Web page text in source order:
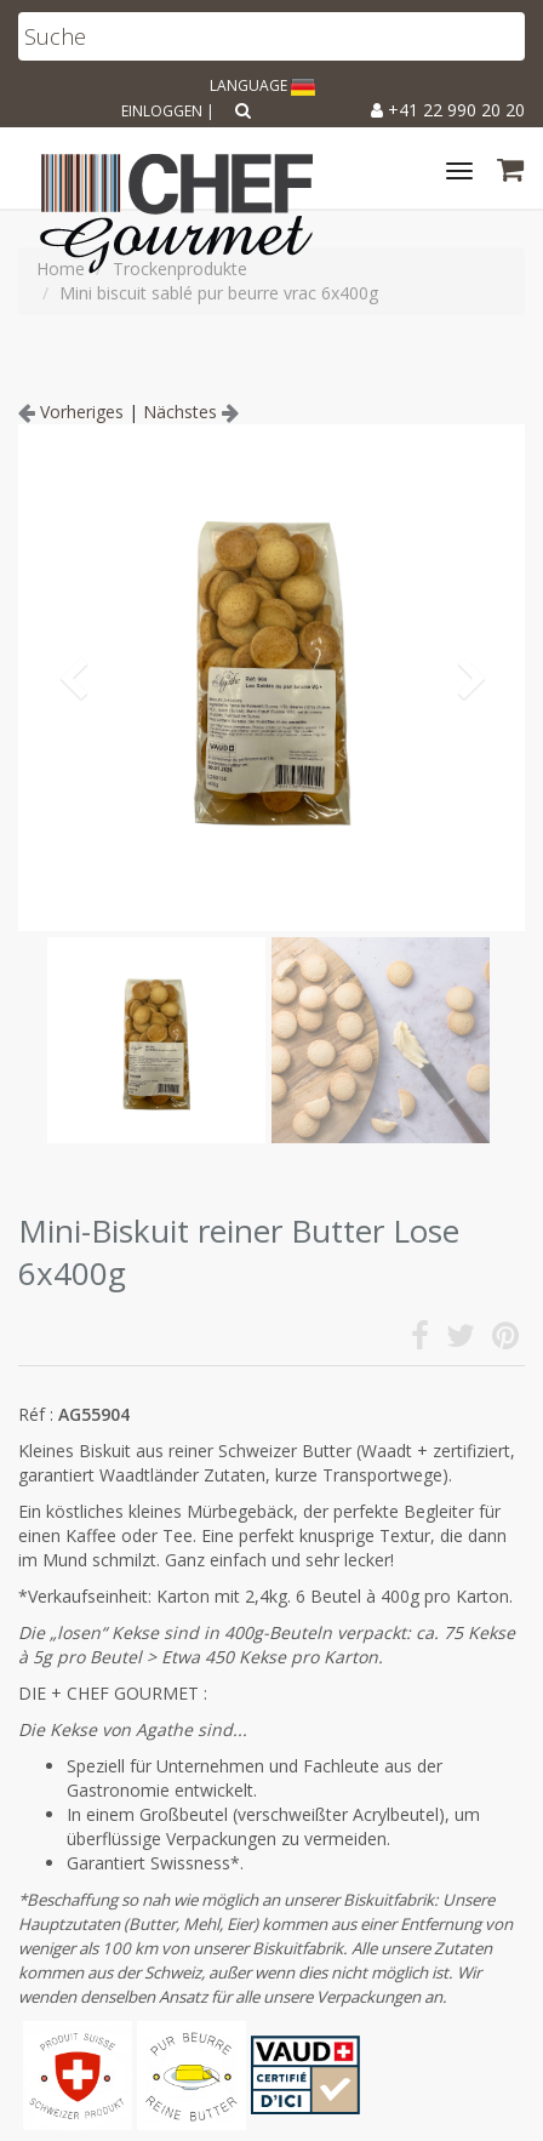
LANGUAGE
+41 22 990 20 20
EINLOGGEN |
Toggle
Home
Trockenprodukte
Mini biscuit sablé pur beurre vrac 6x400g
Vorheriges | Nächstes
Mini-Biskuit reiner Butter Lose
6x400g
Réf : AG55904
Kleines Biskuit aus reiner Schweizer Butter (Waadt + zertifiziert,
garantiert Waadtländer Zutaten, kurze Transportwege).
Ein köstliches kleines Mürbegebäck, der perfekte Begleiter für
einen Kaffee oder Tee. Eine perfekt knusprige Textur, die dann
im Mund schmilzt. Ganz einfach und sehr lecker!
*Verkaufseinheit: Karton mit 2,4kg. 6 Beutel à 400g pro Karton.
Die „losen“ Kekse sind in 400g-Beuteln verpackt: ca. 75 Kekse
à 5g pro Beutel > Etwa 450 Kekse pro Karton.
DIE + CHEF GOURMET :
Die Kekse von Agathe sind...
Speziell für Unternehmen und Fachleute aus der
Gastronomie entwickelt.
In einem Großbeutel (verschweißter Acrylbeutel), um
überflüssige Verpackungen zu vermeiden.
Garantiert Swissness*.
*Beschaffung so nah wie möglich an unserer Biskuitfabrik: Unsere
Hauptzutaten (Butter, Mehl, Eier) kommen aus einer Entfernung von
weniger als 100 km von unserer Biskuitfabrik. Alle unsere Zutaten
kommen aus der Schweiz, außer wenn dies nicht möglich ist. Wir
wenden denselben Ansatz für alle unsere Verpackungen an.